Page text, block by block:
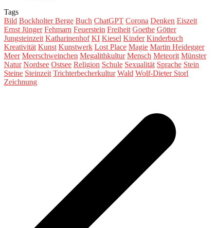
Tags
Bild Bockholter Berge Buch ChatGPT Corona Denken Eiszeit
Ernst Jünger Fehmarn Feuerstein Freiheit Goethe Götter
Jungsteinzeit Katharinenhof KI Kiesel Kinder Kinderbuch
Kreativität Kunst Kunstwerk Lost Place Magie Martin Heidegger
Meer Meerschweinchen Megalithkultur Mensch Meteorit Münster
Natur Nordsee Ostsee Religion Schule Sexualität Sprache Stein
Steine Steinzeit Trichterbecherkultur Wald Wolf-Dieter Storl
Zeichnung